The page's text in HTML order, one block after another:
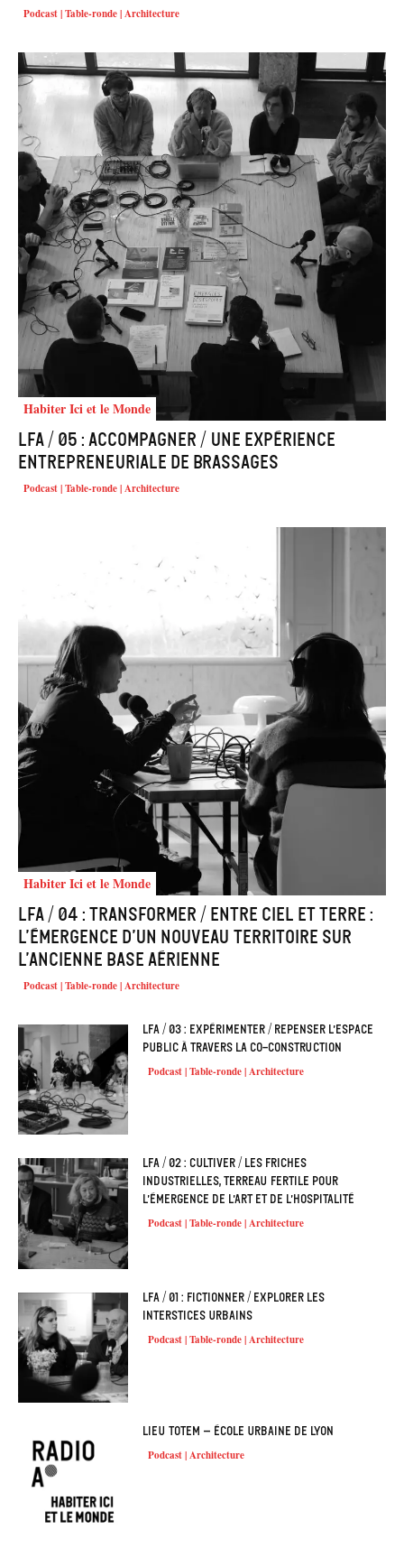
Podcast | Table-ronde | Architecture
Habiter Ici et le Monde
LFA / 05 : Accompagner / Une expérience
entrepreneuriale de brassages
Podcast | Table-ronde | Architecture
Habiter Ici et le Monde
LFA / 04 : Transformer / Entre ciel et terre :
l’émergence d’un nouveau territoire sur
l’ancienne base aérienne
Podcast | Table-ronde | Architecture
LFA / 03 : Expérimenter / Repenser l’espace
public à travers la co-construction
Podcast | Table-ronde | Architecture
LFA / 02 : Cultiver / Les friches
industrielles, terreau fertile pour
l’émergence de l’art et de l’hospitalité
Podcast | Table-ronde | Architecture
LFA / 01 : Fictionner / Explorer les
interstices urbains
Podcast | Table-ronde | Architecture
Lieu Totem – École urbaine de Lyon
Podcast | Architecture